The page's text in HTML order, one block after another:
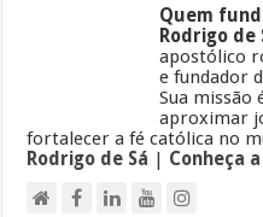
Quem
Rodrigo de
apostólico
e fundador
Sua missão
aproximar
fortalecer a fé católica no
Rodrigo de Sá | Conheça